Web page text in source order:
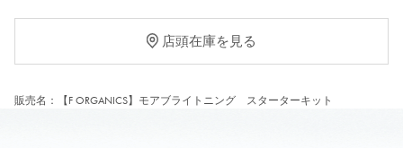
店頭在庫を見る
販売名：【F ORGANICS】モアブライトニング スターターキット